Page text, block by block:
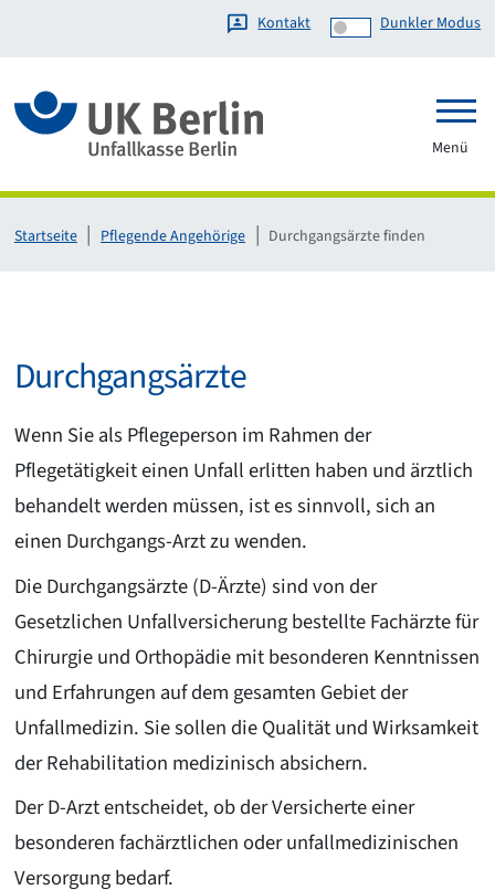
Kontakt Dunkler Modus
Menü
Startseite Pflegende Angehörige Durchgangsärzte finden
Durchgangsärzte
Wenn Sie als Pflegeperson im Rahmen der
Pflegetätigkeit einen Unfall erlitten haben und ärztlich
behandelt werden müssen, ist es sinnvoll, sich an
einen Durchgangs-Arzt zu wenden.
Die Durchgangsärzte (D-Ärzte) sind von der
Gesetzlichen Unfallversicherung bestellte Fachärzte für
Chirurgie und Orthopädie mit besonderen Kenntnissen
und Erfahrungen auf dem gesamten Gebiet der
Unfallmedizin. Sie sollen die Qualität und Wirksamkeit
der Rehabilitation medizinisch absichern.
Der D-Arzt entscheidet, ob der Versicherte einer
besonderen fachärztlichen oder unfallmedizinischen
Versorgung bedarf.